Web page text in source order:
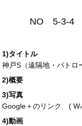
NO 5-3-4
1)タイトル
神戸S（遠隔地・パトロ
2)概要
3)写真
Google＋のリンク ( W
4)動画